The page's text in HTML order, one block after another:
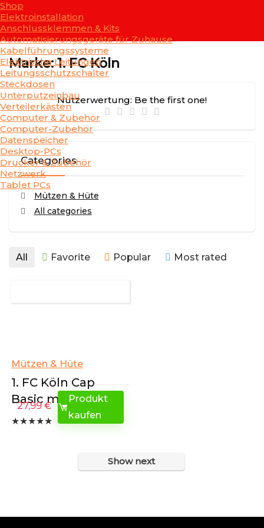
Shop
Elektroinstallation
Anschlussklemmen & Kits
Automatisierungsgeräte für Zuhause
Kabelführungssysteme
Elektrische Leitungen
Leitungsschutzschalter
Steckdosen
Unterputzeinbau
Verteilerkästen
Computer & Zubehör
Computer-Zubehör
Datenspeicher
Desktop-PCs
Drucker & Zubehör
Netzwerk
Tablet PCs
Marke: 1. FC Köln
Nutzerwertung: Be the first one!
Categories
Mützen & Hüte
All categories
All Favorite Popular Most rated
Mützen & Hüte
1. FC Köln Cap
Basic mit Logo
★★★★★
27,99€
Produkt
kaufen
Show next